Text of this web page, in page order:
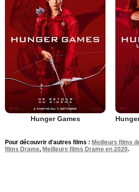
Hunger Games
Pour découvrir d'autres films : Meilleurs films
films Drame, Meilleurs films Drame en 2020.